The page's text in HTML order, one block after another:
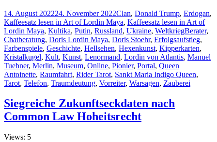
Veröffentlicht
am
14. August 202224. November 2022Kategorien
Clan, Donald Trump, Erdogan,
Kaffeesatz lesen in Art of Lordin Maya, Kaffeesatz lesen in Art of
Lordin Maya, Kultika, Putin, Russland, Ukraine, WeltkriegBerater,
Chatberatung, Doris Lordin Maya, Doris Stoehr, Erfolgsaufstieg,
Farbenspiele, Geschichte, Hellsehen, Hexenkunst, Kipperkarten,
Kristalkugel, Kult, Kunst, Lenormand, Lordin von Atlantis, Manuel
Tuebner, Merlin, Museum, Online, Pionier, Portal, Queen
Antoinette, Raumfahrt, Rider Tarot, Sankt Maria Indigo Queen,
Tarot, Telefon, Traumdeutung, Vorreiter, Warsagen, Zauberei
Siegreiche Zukunftseckdaten nach
Common Law Hoheitsrecht
Views: 5